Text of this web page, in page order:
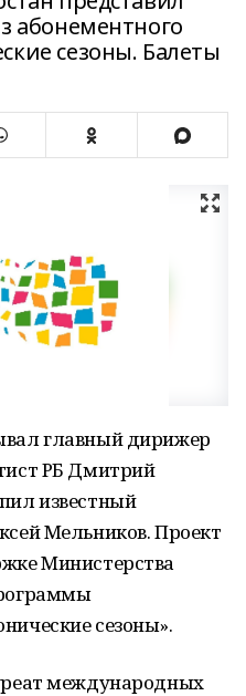
абонементного
сезоны. Балеты
главный дирижер
РБ Дмитрий
известный
Мельников. Проект
Министерства
сезоны».
международных